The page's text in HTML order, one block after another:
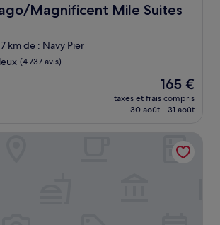
Magnificent Mile Suites
Magnificent Mile Suites
km de : Navy Pier
(4 737 avis)
Le
nouveau
prix
de
165 €
165 €
taxes et frais compris
30 août - 31 août